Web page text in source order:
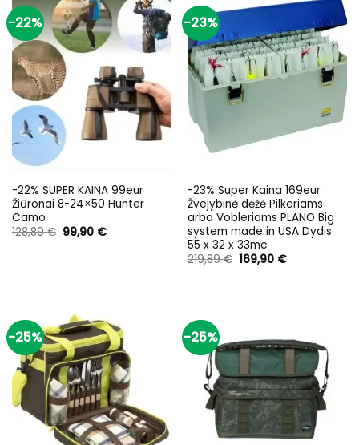
-22%
-22% SUPER KAINA 99eur
Žiūronai 8-24×50 Hunter
Camo
128,89€ Original
price
99,90 €Current
-23%
-23% Super Kaina 169eur
Žvejybinė dėžė Pilkeriams
arba Vobleriams PLANO Big
system made in USA Dydis
55 x 32 x 33mc
219,89€ Original
price
169,90 €Current
-25% -25%